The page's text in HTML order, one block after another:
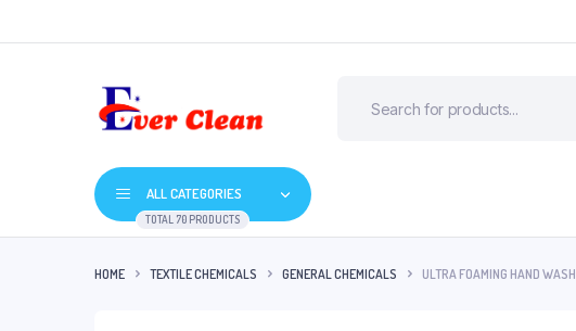
ALL CATEGORIES
TOTAL 70 PRODUCTS
HOME TEXTILE CHEMICALS GENERAL CHEMICALS ULTRA FOAMING HAND WASH